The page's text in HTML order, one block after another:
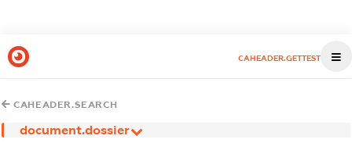
CAHEADER.GETTEST
CAHEADER.SEARCH
document.dossier